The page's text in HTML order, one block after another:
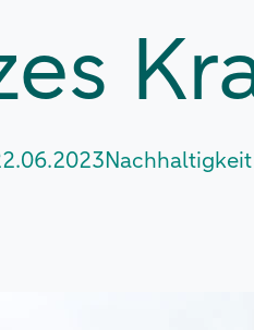
Nachhaltigkeit